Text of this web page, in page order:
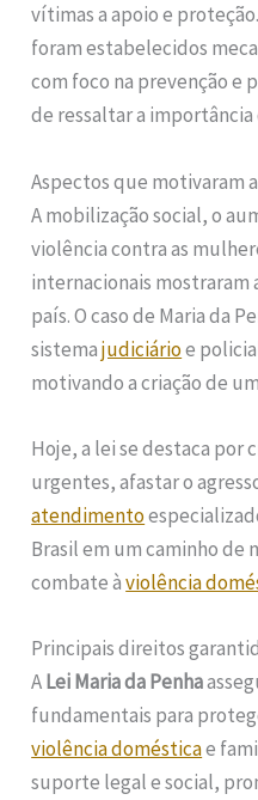
vítimas a apoio e
foram estabelecidos
com foco na prevenção e
de ressaltar a importância
Aspectos que motivaram
A mobilização social, o
violência contra as
internacionais mostraram
país. O caso de Maria da
sistemajudiciárioe
motivando a criação de
Hoje, a lei se destaca por
urgentes, afastar o
atendimento
Brasil em um caminho de
combate àviolência
Principais direitos
ALei Maria da Penha
fundamentais para
violência domésticae
suporte legal e social,